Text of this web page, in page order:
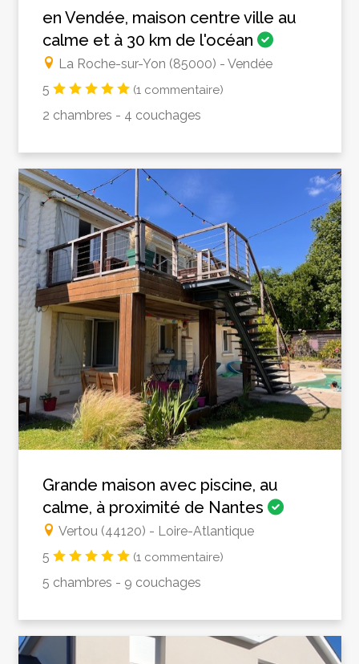
en Vendée, maison centre ville au
calme et à 30 km de l'océan
La Roche-sur-Yon (85000) - Vendée
5
(1 commentaire)
2 chambres - 4 couchages
Grande maison avec piscine, au
calme, à proximité de Nantes
Vertou (44120) - Loire-Atlantique
5
(1 commentaire)
5 chambres - 9 couchages